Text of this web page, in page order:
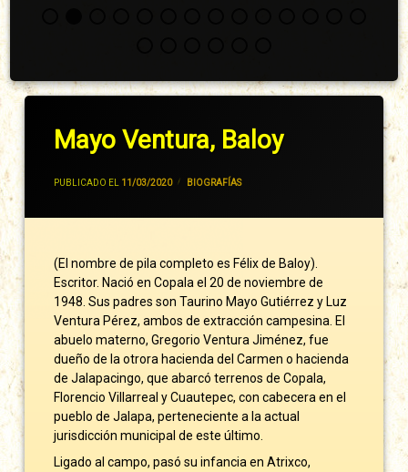
Mayo Ventura, Baloy
PUBLICADO EL 11/03/2020
JIVANCM
CATEGORÍAS:
BIOGRAFÍAS
(El nombre de pila completo es Félix de Baloy).
Escritor. Nació en Copala el 20 de noviembre de
1948. Sus padres son Taurino Mayo Gutiérrez y Luz
Ventura Pérez, ambos de extracción campesina. El
abuelo materno, Gregorio Ventura Jiménez, fue
dueño de la otrora hacienda del Carmen o hacienda
de Jalapacingo, que abarcó terrenos de Copala,
Florencio Villarreal y Cuautepec, con cabecera en el
pueblo de Jalapa, perteneciente a la actual
jurisdicción municipal de este último.
Ligado al campo, pasó su infancia en Atrixco,